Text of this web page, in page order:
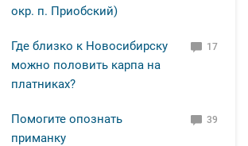
окр. п. Приобский)
Где близко к Новосибирску
можно половить карпа на
платниках?
17
Помогите опознать
приманку
39